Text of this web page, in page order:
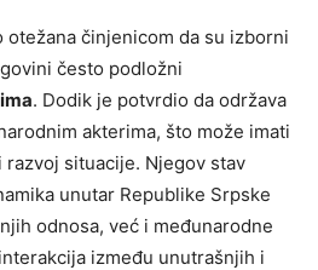
otežana činjenicom da su izborni
često podložni
. Dodik je potvrdio da održava
akterima, što može imati
razvoj situacije. Njegov stav
unutar Republike Srpske
odnosa, već i međunarodne
između unutrašnjih i